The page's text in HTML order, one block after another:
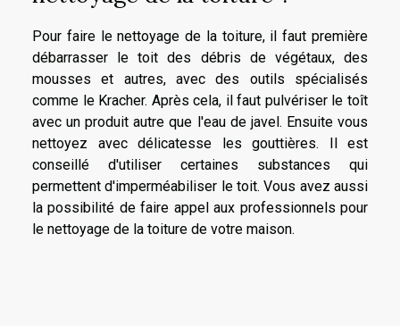
Pour faire le nettoyage de la toiture, il faut première
débarrasser le toit des débris de végétaux, des
mousses et autres, avec des outils spécialisés
comme le Kracher. Après cela, il faut pulvériser le toît
avec un produit autre que l'eau de javel. Ensuite vous
nettoyez avec délicatesse les gouttières. Il est
conseillé d'utiliser certaines substances qui
permettent d'imperméabiliser le toit. Vous avez aussi
la possibilité de faire appel aux professionnels pour
le nettoyage de la toiture de votre maison.